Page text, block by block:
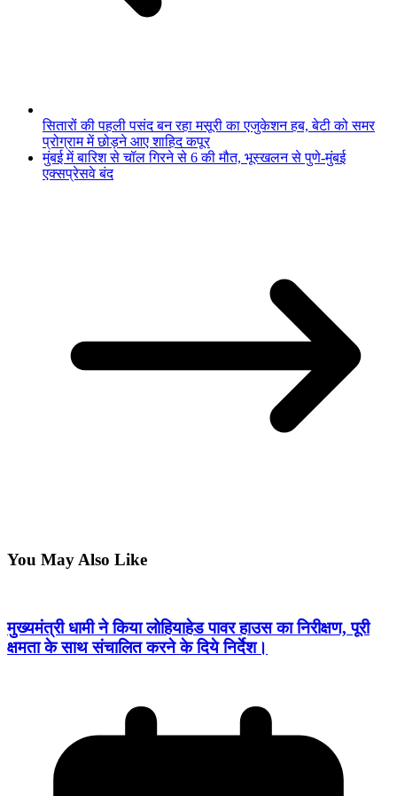
सितारों की पहली पसंद बन रहा मसूरी का एजुकेशन हब, बेटी को समर
प्रोग्राम में छोड़ने आए शाहिद कपूर
मुंबई में बारिश से चॉल गिरने से 6 की मौत, भूस्खलन से पुणे-मुंबई
एक्सप्रेसवे बंद
You May Also Like
मुख्यमंत्री धामी ने किया लोहियाहेड पावर हाउस का निरीक्षण, पूरी
क्षमता के साथ संचालित करने के दिये निर्देश।